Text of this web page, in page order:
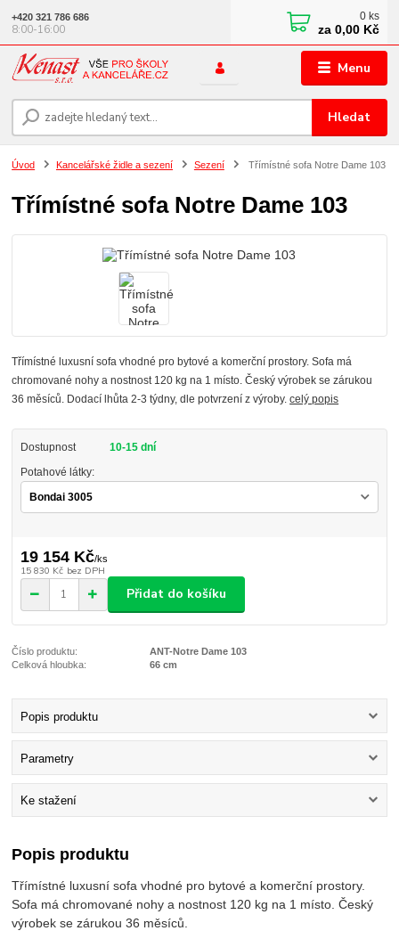
Menu
Hledat
+420 321 786 686
8:00-16:00
0 ks
za 0,00 Kč
Úvod Kancelářské židle a sezení Sezení Třímístné sofa Notre Dame 103
Třímístné sofa Notre Dame 103
Třímístné luxusní sofa vhodné pro bytové a komerční prostory. Sofa má
chromované nohy a nostnost 120 kg na 1 místo. Český výrobek se zárukou
36 měsíců. Dodací lhůta 2-3 týdny, dle potvrzení z výroby.celý popis
Dostupnost 10-15 dní
Potahové látky:
19 154 Kč/ks
15 830 Kč bez DPH
Přidat do košíku
Číslo produktu:
ANT-Notre Dame 103
Celková hloubka:
66 cm
Popis produktu
Parametry
Ke stažení
Popis produktu
Třímístné luxusní sofa vhodné pro bytové a komerční prostory.
Sofa má chromované nohy a nostnost 120 kg na 1 místo. Český
výrobek se zárukou 36 měsíců.